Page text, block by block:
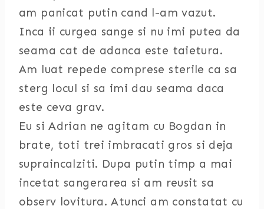
am panicat putin cand l-am vazut.
Inca ii curgea sange si nu imi putea da
seama cat de adanca este taietura.
Am luat repede comprese sterile ca sa
sterg locul si sa imi dau seama daca
este ceva grav.
Eu si Adrian ne agitam cu Bogdan in
brate, toti trei imbracati gros si deja
supraincalziti. Dupa putin timp a mai
incetat sangerarea si am reusit sa
observ lovitura. Atunci am constatat cu